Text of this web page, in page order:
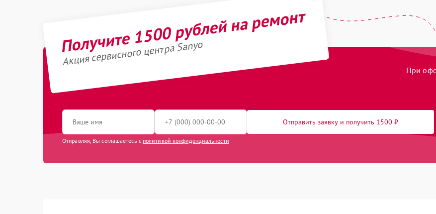
Получите 1500 рублей на ремонт
Акция сервисного центра Sanyo
При
Отправить заявку и получить 1500 ₽
Отправляя, Вы соглашаетесь с политикой конфиденциальности